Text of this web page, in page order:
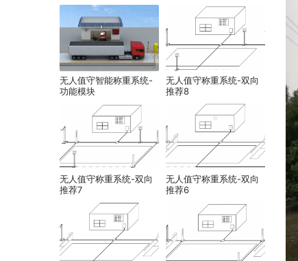
无人值守智能称重系统-
功能模块
无人值守称重系统-双向
推荐8
无人值守称重系统-双向
推荐7
无人值守称重系统-双向
推荐6